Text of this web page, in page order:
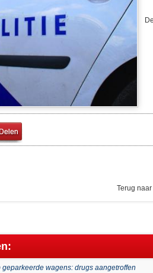
Pin
It!
Terug
wagens: drugs aangetroffen